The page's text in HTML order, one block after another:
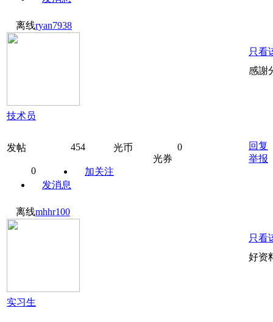
离线ryan7938
技术员
发帖 454 光币
0
光券
0
加关注
发消息
只看
感謝
回复
举报
离线mhhr100
实习生
只看
好资